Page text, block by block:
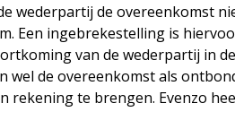
wederpartij de overeenkomst
Een ingebrekestelling is
van de wederpartij in
wel de overeenkomst als
rekening te brengen. Evenzo